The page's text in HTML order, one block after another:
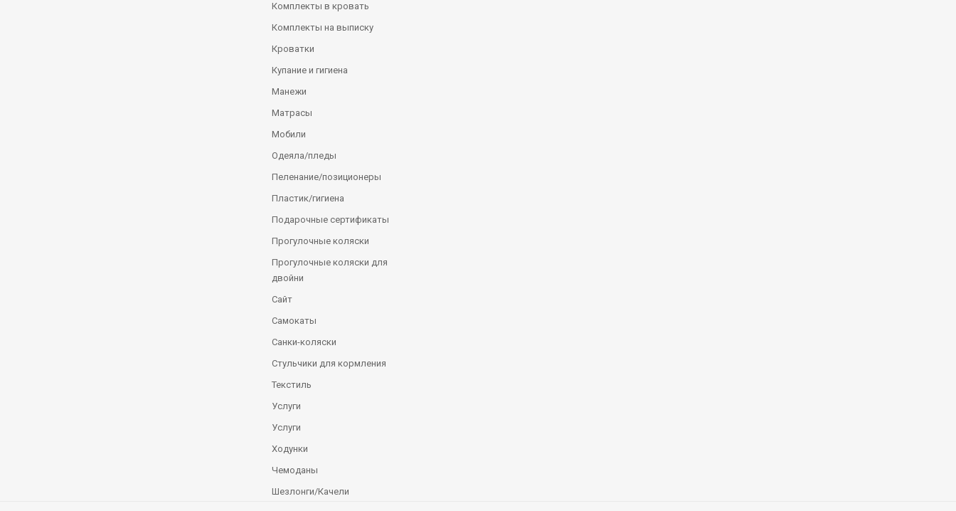
Комплекты в кровать
Комплекты на выписку
Кроватки
Купание и гигиена
Манежи
Матрасы
Мобили
Одеяла/пледы
Пеленание/позиционеры
Пластик/гигиена
Подарочные сертификаты
Прогулочные коляски
Прогулочные коляски для
двойни
Сайт
Самокаты
Санки-коляски
Стульчики для кормления
Текстиль
Услуги
Услуги
Ходунки
Чемоданы
Шезлонги/Качели